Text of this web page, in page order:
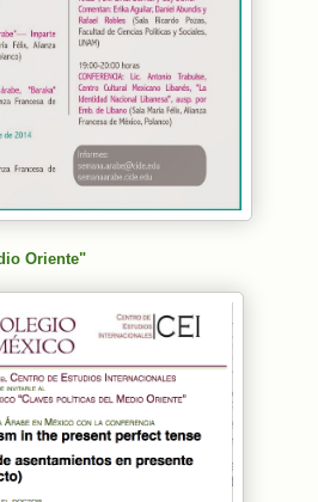
Oriente"